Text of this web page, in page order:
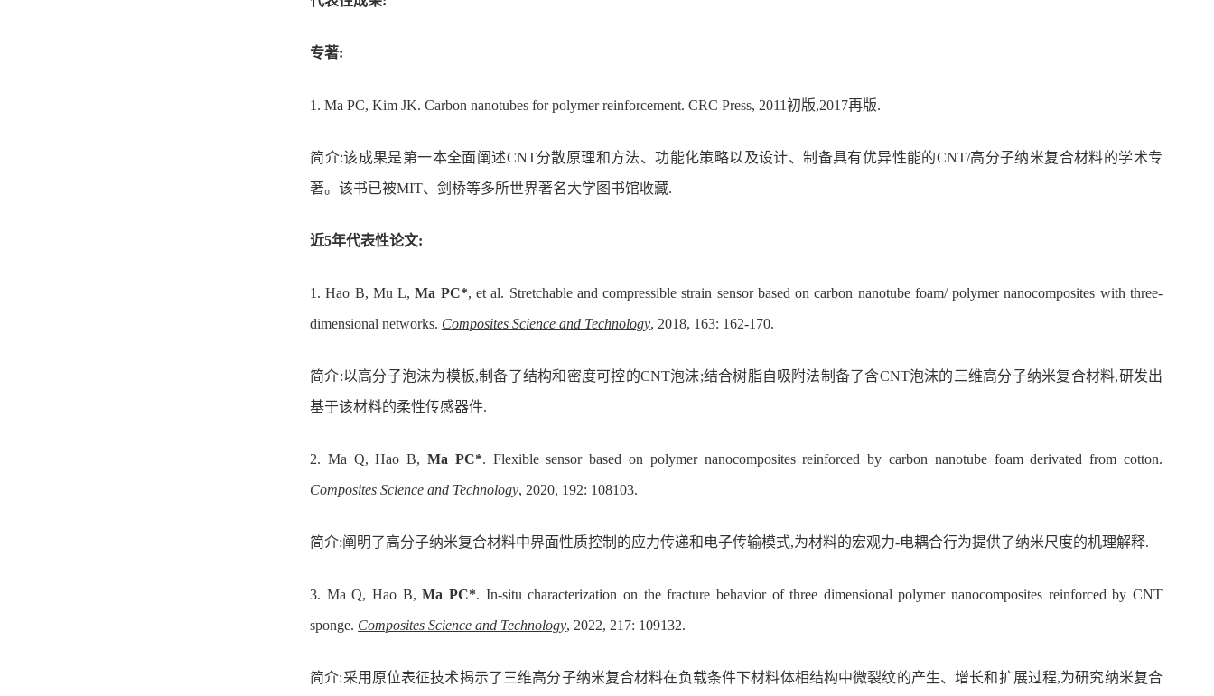
专著:
1.Ma PC, Kim JK. Carbonnanotubes for polymer reinforcement. CRC Press, 2011初版,2017再版.
简介:该成果是第一本全面阐述CNT分散原理和方法、功能化策略以及设计、制备具有优异性能的CNT/高分子纳米复合材料的学术专
著。该书已被MIT、剑桥等多所世界著名大学图书馆收藏.
近5年代表性论文:
1.Hao B, Mu L, Ma PC*, et al. Stretchable and compressible strain sensor based on carbon nanotube foam/ polymer nanocomposites with three-
dimensional networks. Composites Science and Technology, 2018, 163: 162-170.
简介:以高分子泡沫为模板,制备了结构和密度可控的CNT泡沫;结合树脂自吸附法制备了含CNT泡沫的三维高分子纳米复合材料,研发出
基于该材料的柔性传感器件.
2. Ma Q, Hao B,Ma PC*. Flexible sensor based on polymer nanocomposites reinforced by carbon nanotube foam derivated from cotton.
Composites Science and Technology, 2020, 192: 108103.
简介:阐明了高分子纳米复合材料中界面性质控制的应力传递和电子传输模式,为材料的宏观力-电耦合行为提供了纳米尺度的机理解释.
3. Ma Q, Hao B,Ma PC*. In-situ characterization on the fracture behavior of three dimensional polymer nanocomposites reinforced by CNT
sponge. Composites Science and Technology, 2022, 217: 109132.
简介:采用原位表征技术揭示了三维高分子纳米复合材料在负载条件下材料体相结构中微裂纹的产生、增长和扩展过程,为研究纳米复合